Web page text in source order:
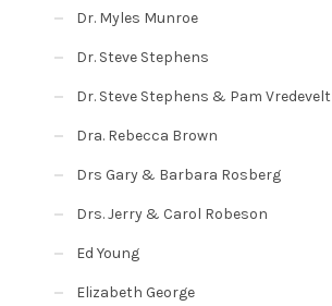
Dr. Myles Munroe
Dr. Steve Stephens
Dr. Steve Stephens & Pam Vredevelt
Dra. Rebecca Brown
Drs Gary & Barbara Rosberg
Drs. Jerry & Carol Robeson
Ed Young
Elizabeth George